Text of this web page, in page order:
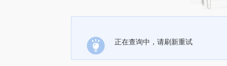
正在查询中，请刷新重试